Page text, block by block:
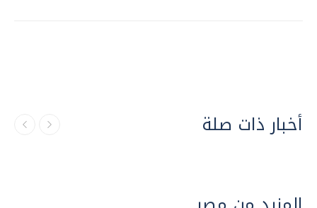
أخبار ذات صلة